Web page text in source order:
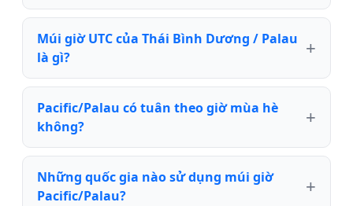
Múi giờ UTC của Thái Bình Dương / Palau
là gì?
Pacific/Palau có tuân theo giờ mùa hè
không?
Những quốc gia nào sử dụng múi giờ
Pacific/Palau?